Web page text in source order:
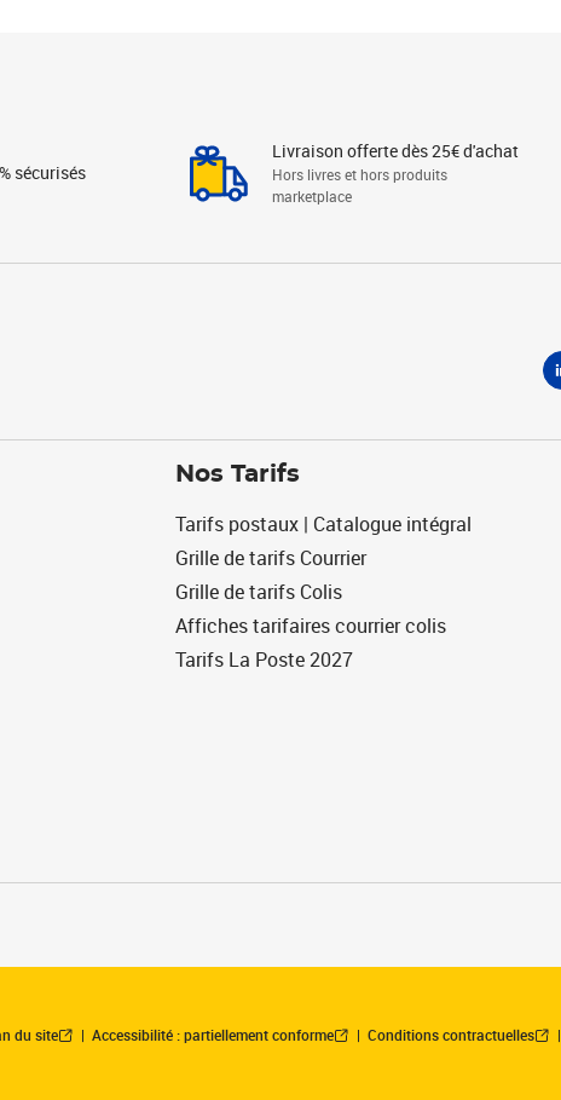
sécurisés
Livraison offerte dès 25€ d'achat
Hors livres et hors produits
marketplace
Nos Tarifs
Tarifs postaux | Catalogue intégral
Grille de tarifs Courrier
Grille de tarifs Colis
Affiches tarifaires courrier colis
Tarifs La Poste 2027
du site Accessibilité : partiellement conforme Conditions contractuelles